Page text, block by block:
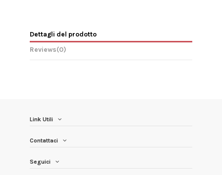
Dettagli del prodotto
Reviews(0)
Link Utili
Contattaci
Seguici